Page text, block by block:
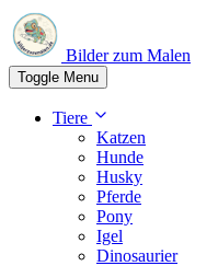
Bilder zum Malen
Toggle Menu
Tiere
Katzen
Hunde
Husky
Pferde
Pony
Igel
Dinosaurier